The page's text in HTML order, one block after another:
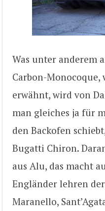
Was unter anderem
Carbon-
erwähnt, wird von
man gleiches ja für
den Backofen
Bugatti Chiron.
aus Alu, das macht
Engländer lehren
Maranello,